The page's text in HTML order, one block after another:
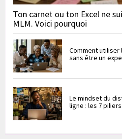
Ton carnet ou ton Excel ne
MLM. Voici pourquoi
Comment utiliser
sans être un
Le mindset du
ligne : les 7 piliers